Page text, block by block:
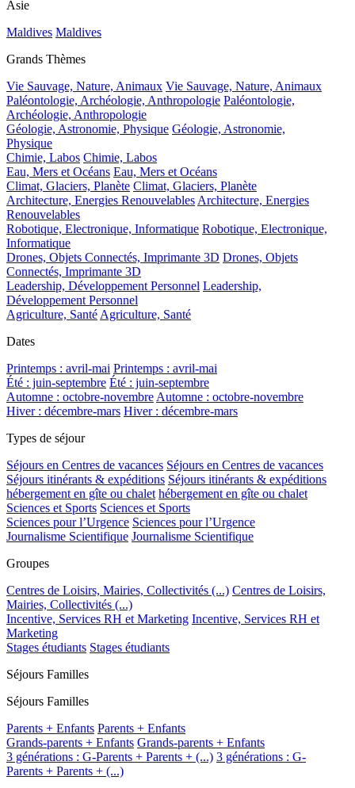
Asie
Maldives Maldives
Grands Thèmes
Vie Sauvage, Nature, Animaux Vie Sauvage, Nature, Animaux
Paléontologie, Archéologie, Anthropologie Paléontologie,
Archéologie, Anthropologie
Géologie, Astronomie, Physique Géologie, Astronomie,
Physique
Chimie, Labos Chimie, Labos
Eau, Mers et Océans Eau, Mers et Océans
Climat, Glaciers, Planète Climat, Glaciers, Planète
Architecture, Energies Renouvelables Architecture, Energies
Renouvelables
Robotique, Electronique, Informatique Robotique, Electronique,
Informatique
Drones, Objets Connectés, Imprimante 3D Drones, Objets
Connectés, Imprimante 3D
Leadership, Développement Personnel Leadership,
Développement Personnel
Agriculture, Santé Agriculture, Santé
Dates
Printemps : avril-mai Printemps : avril-mai
Été : juin-septembre Été : juin-septembre
Automne : octobre-novembre Automne : octobre-novembre
Hiver : décembre-mars Hiver : décembre-mars
Types de séjour
Séjours en Centres de vacances Séjours en Centres de vacances
Séjours itinérants & expéditions Séjours itinérants & expéditions
hébergement en gîte ou chalet hébergement en gîte ou chalet
Sciences et Sports Sciences et Sports
Sciences pour l’Urgence Sciences pour l’Urgence
Journalisme Scientifique Journalisme Scientifique
Groupes
Centres de Loisirs, Mairies, Collectivités (...) Centres de Loisirs,
Mairies, Collectivités (...)
Incentive, Services RH et Marketing Incentive, Services RH et
Marketing
Stages étudiants Stages étudiants
Séjours Familles
Séjours Familles
Parents + Enfants Parents + Enfants
Grands-parents + Enfants Grands-parents + Enfants
3 générations : G-Parents + Parents + (...) 3 générations : G-
Parents + Parents + (...)